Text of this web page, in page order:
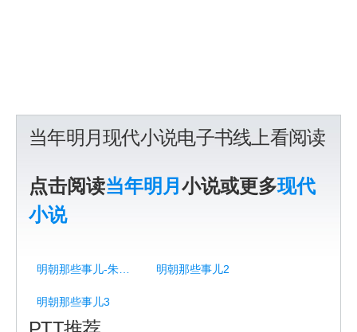
当年明月现代小说电子书线上看阅读
点击阅读当年明月 小说或更多现代
小说
明朝那些事儿2
明朝那些事儿3